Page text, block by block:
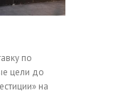
по
цели до
на